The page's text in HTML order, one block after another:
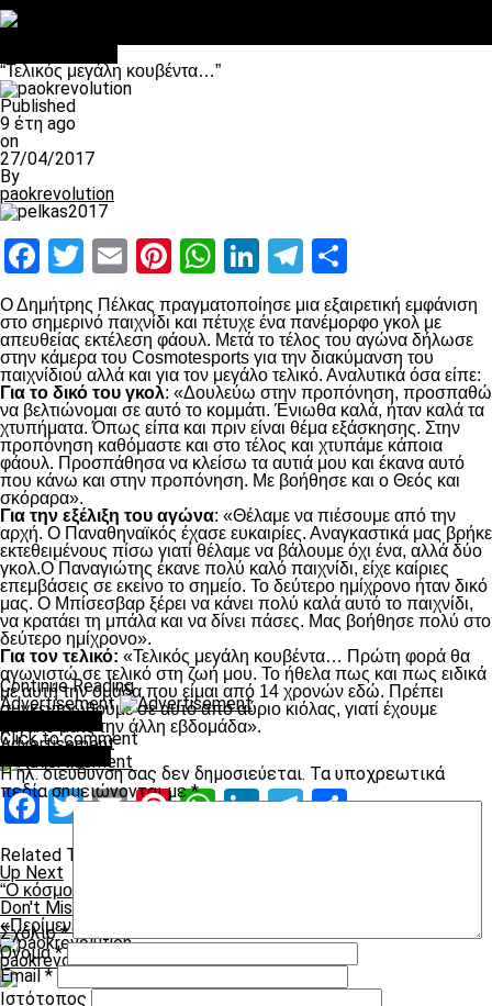
“Τελικός μεγάλη κουβέντα…”
Published
9 έτη ago
on
27/04/2017
By
paokrevolution
Facebook
Twitter
EmailPinterest
WhatsApp
LinkedIn
Telegram
Ο Δημήτρης Πέλκας πραγματοποίησε μια εξαιρετική εμφάνιση
στο σημερινό παιχνίδι και πέτυχε ένα πανέμορφο γκολ με
απευθείας εκτέλεση φάουλ. Μετά το τέλος του αγώνα δήλωσε
στην κάμερα του Cosmotesports για την διακύμανση του
παιχνίδιού αλλά και για τον μεγάλο τελικό. Αναλυτικά όσα είπε:
Για το δικό του γκολ: «Δουλεύω στην προπόνηση, προσπαθώ
να βελτιώνομαι σε αυτό το κομμάτι. Ένιωθα καλά, ήταν καλά τα
χτυπήματα. Όπως είπα και πριν είναι θέμα εξάσκησης. Στην
προπόνηση καθόμαστε και στο τέλος και χτυπάμε κάποια
φάουλ. Προσπάθησα να κλείσω τα αυτιά μου και έκανα αυτό
που κάνω και στην προπόνηση. Με βοήθησε και ο Θεός και
σκόραρα».
Για την εξέλιξη του αγώνα: «Θέλαμε να πιέσουμε από την
αρχή. Ο Παναθηναϊκός έχασε ευκαιρίες. Αναγκαστικά μας βρήκε
εκτεθειμένους πίσω γιατί θέλαμε να βάλουμε όχι ένα, αλλά δύο
γκολ.Ο Παναγιώτης έκανε πολύ καλό παιχνίδι, είχε καίριες
επεμβάσεις σε εκείνο το σημείο. Το δεύτερο ημίχρονο ήταν δικό
μας. Ο Μπίσεσβαρ ξέρει να κάνει πολύ καλά αυτό το παιχνίδι,
να κρατάει τη μπάλα και να δίνει πάσες. Μας βοήθησε πολύ στο
δεύτερο ημίχρονο».
Για τον τελικό: «Τελικός μεγάλη κουβέντα… Πρώτη φορά θα
αγωνιστώ σε τελικό στη ζωή μου. Το ήθελα πως και πως ειδικά
με αυτή την ομάδα που είμαι από 14 χρονών εδώ. Πρέπει
συγκεντρωθούμε σε αυτό από αύριο κιόλας, γιατί έχουμε
μεγάλο ματς την άλλη εβδομάδα».
Advertisement
Facebook
Twitter
EmailPinterest
WhatsApp
LinkedIn
Telegram
Related Topics:
Up Next
“Ο κόσμος την ώθηση για να είμαστε δυνατοί”
Don't Miss
«Περίμενέ μας και ερχόμαστε Μελισσανίδη”
paokrevolution
Continue Reading
Advertisement
Click to comment
Η ηλ. διεύθυνση σας δεν δημοσιεύεται. Τα υποχρεωτικά
πεδία σημειώνονται με*
Σχόλιο*
Όνομα*
Email*
Ιστότοπος